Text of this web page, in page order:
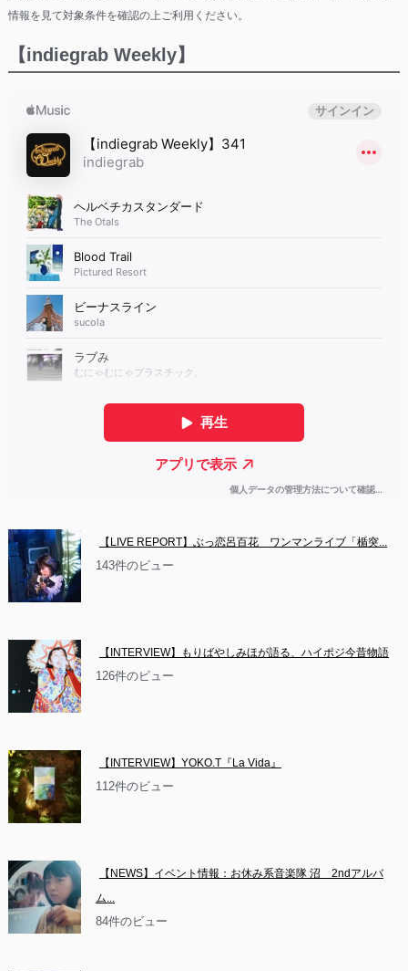
情報を見て対象条件を確認の上ご利用ください。
【indiegrab Weekly】
【LIVE REPORT】ぶっ恋呂百花　ワンマンライブ「楯突...
143件のビュー
【INTERVIEW】もりばやしみほが語る、ハイポジ今昔物語
126件のビュー
【INTERVIEW】YOKO.T『La Vida』
112件のビュー
【NEWS】イベント情報：お休み系音楽隊 沼　2ndアルバ
ム...
84件のビュー